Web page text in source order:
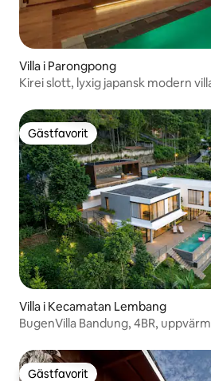
Villa i Parongpong
Kirei slott, lyxig japansk modern
Gästfavorit
Gästfavorit
Villa i Kecamatan Lembang
BugenVilla Bandung, 4BR,
Gästfavorit